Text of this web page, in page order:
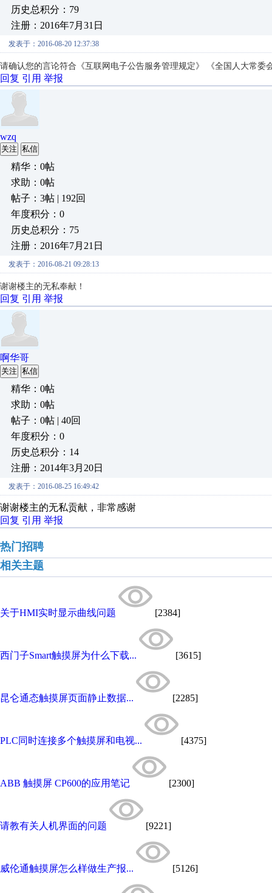
历史总积分：79
注册：2016年7月31日
发表于：2016-08-20 12:37:38
请确认您的言论符合《互联网电子公告服务管理规定》 《全国人大
回复 引用 举报
wzq
关注 私信
精华：0帖
求助：0帖
帖子：3帖 | 192回
年度积分：0
历史总积分：75
注册：2016年7月21日
发表于：2016-08-21 09:28:13
谢谢楼主的无私奉献！
回复 引用 举报
啊华哥
关注 私信
精华：0帖
求助：0帖
帖子：0帖 | 40回
年度积分：0
历史总积分：14
注册：2014年3月20日
发表于：2016-08-25 16:49:42
谢谢楼主的无私贡献，非常感谢
回复 引用 举报
热门招聘
相关主题
关于HMI实时显示曲线问题 [2384]
西门子Smart触摸屏为什么下载... [3615]
昆仑通态触摸屏页面静止数据... [2285]
PLC同时连接多个触摸屏和电视... [4375]
ABB 触摸屏 CP600的应用笔记 [2300]
请教有关人机界面的问题 [9221]
威伦通触摸屏怎么样做生产报... [5126]